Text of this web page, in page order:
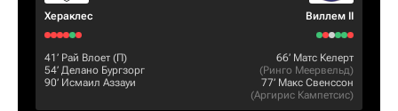
Хераклес Виллем II
41‎’‎ Рай Влоет (П)
54‎’‎ Делано Бургзорг
90‎’‎ Исмаил Аззауи
66‎’‎ Матс Келерт
(Ринго Меервельд)
77‎’‎ Макс Свенссон
(Аргирис Кампетсис)